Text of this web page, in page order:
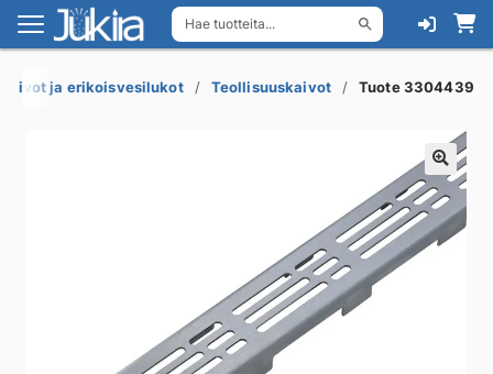
Hae tuotteita...
Siirry
navigointiin
Siirry
sisältöön
ja erikoisvesilukot Teollisuuskaivot Tuote 3304439